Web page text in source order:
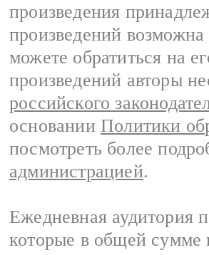
произведения
произведений возможна
можете обратиться на
произведений авторы
российского
основании Политики
посмотреть более
администрацией.
Ежедневная аудитория
которые в общей сумме